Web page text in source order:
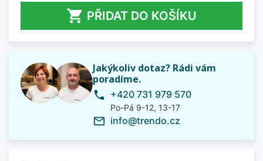
 PŘIDAT DO KOŠÍKU
Jakýkoliv dotaz? Rádi vám
poradíme.
phone +420 731 979 570
Po-Pá 9-12, 13-17
mail_outline info@trendo.cz